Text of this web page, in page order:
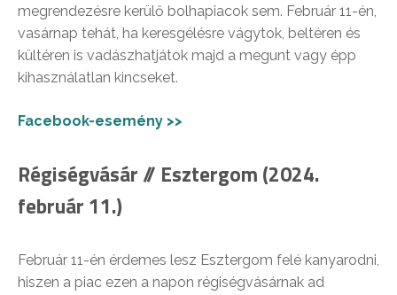
megrendezésre kerülő bolhapiacok sem. Február 11-én,
vasárnap tehát, ha keresgélésre vágytok, beltéren és
kültéren is vadászhatjátok majd a megunt vagy épp
kihasználatlan kincseket.
Facebook-esemény >>
Régiségvásár // Esztergom (2024.
február 11.)
Február 11-én érdemes lesz Esztergom felé kanyarodni,
hiszen a piac ezen a napon régiségvásárnak ad